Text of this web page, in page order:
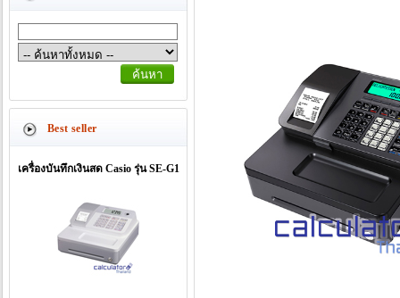
Best seller
เครื่องบันทึกเงินสด Casio รุ่น SE-G1